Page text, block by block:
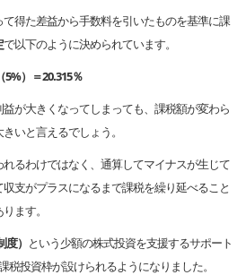
得た差益から手数料を引いたものを基準に課
で以下のように決められています。
5%）＝20.315％
が大きくなってしまっても、課税額が変わら
いと言えるでしょう。
るわけではなく、通算してマイナスが生じて
支がプラスになるまで課税を繰り延べること
ます。
） という少額の株式投資を支援するサポート
税投資枠が設けられるようになりました。